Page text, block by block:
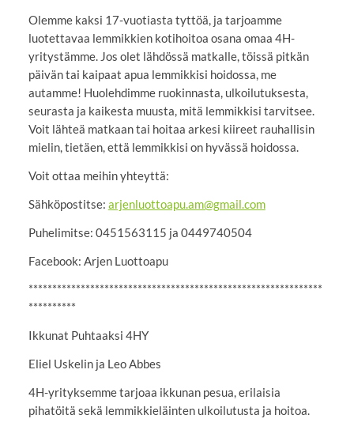
Olemme kaksi 17-vuotiasta tyttöä, ja tarjoamme
luotettavaa lemmikkien kotihoitoa osana omaa 4H-
yritystämme. Jos olet lähdössä matkalle, töissä pitkän
päivän tai kaipaat apua lemmikkisi hoidossa, me
autamme! Huolehdimme ruokinnasta, ulkoilutuksesta,
seurasta ja kaikesta muusta, mitä lemmikkisi tarvitsee.
Voit lähteä matkaan tai hoitaa arkesi kiireet rauhallisin
mielin, tietäen, että lemmikkisi on hyvässä hoidossa.
Voit ottaa meihin yhteyttä:
Sähköpostitse: arjenluottoapu.am@gmail.com
Puhelimitse: 0451563115 ja 0449740504
Facebook: Arjen Luottoapu
**************************************************************
**********
Ikkunat Puhtaaksi 4HY
Eliel Uskelin ja Leo Abbes
4H-yrityksemme tarjoaa ikkunan pesua, erilaisia
pihatöitä sekä lemmikkieläinten ulkoilutusta ja hoitoa.